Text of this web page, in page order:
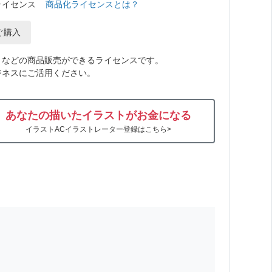
センス 商品化ライセンスとは？
購入
どの商品販売ができるライセンスです。
スにご活用ください。
あなたの描いたイラストがお金になる
イラストACイラストレーター登録はこちら>